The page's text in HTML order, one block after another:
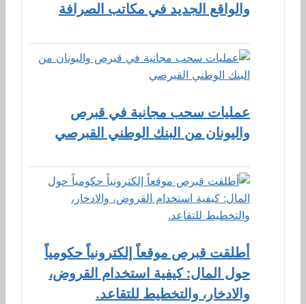
والواقع الجديد في مكاتب الصرافة
عمليات سحب مجانية في قبرص
واليونان من البنك الوطني القبرصي
أطلقت قبرص موقعاً إلكترونياً حكومياً
حول المال: كيفية استخدام القروض،
والادخار، والتخطيط للتقاعد.